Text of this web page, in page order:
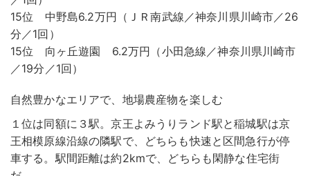
15位 中野島6.2万円（ＪＲ南武線／神奈川県川崎市／26
分／1回）
15位 向ヶ丘遊園 6.2万円（小田急線／神奈川県川崎市
／19分／1回）
自然豊かなエリアで、地場農産物を楽しむ
１位は同額に３駅。京王よみうりランド駅と稲城駅は京
王相模原線沿線の隣駅で、どちらも快速と区間急行が停
車する。駅間距離は約2kmで、どちらも閑静な住宅街